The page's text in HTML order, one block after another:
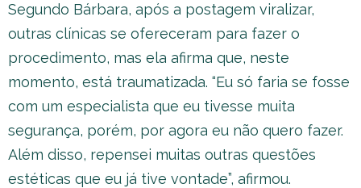
Segundo Bárbara, após a postagem viralizar,
outras clínicas se ofereceram para fazer o
procedimento, mas ela afirma que, neste
momento, está traumatizada. “Eu só faria se fosse
com um especialista que eu tivesse muita
segurança, porém, por agora eu não quero fazer.
Além disso, repensei muitas outras questões
estéticas que eu já tive vontade”, afirmou.